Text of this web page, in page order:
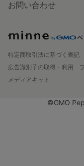
お問い合わせ
特定商取引法に基づく表記
広告識別子の取得・利用
メディアキット
©GMO